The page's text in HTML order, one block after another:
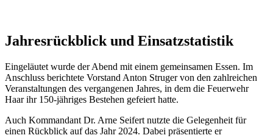
Jahresrückblick und Einsatzstatistik
Eingeläutet wurde der Abend mit einem gemeinsamen Essen. Im
Anschluss berichtete Vorstand Anton Struger von den zahlreichen
Veranstaltungen des vergangenen Jahres, in dem die Feuerwehr
Haar ihr 150-jähriges Bestehen gefeiert hatte.
Auch Kommandant Dr. Arne Seifert nutzte die Gelegenheit für
einen Rückblick auf das Jahr 2024. Dabei präsentierte er